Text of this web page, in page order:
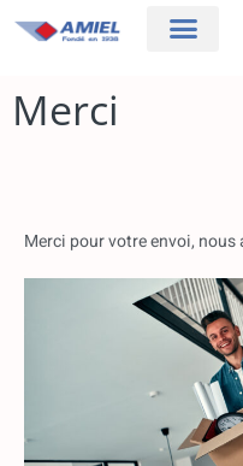
Merci
Merci pour votre envoi,